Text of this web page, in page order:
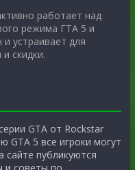
работает над
режима ГТА 5 и
устраивает для
скидки.
GTA от Rockstar
GTA 5 все игроки могут
сайте публикуются